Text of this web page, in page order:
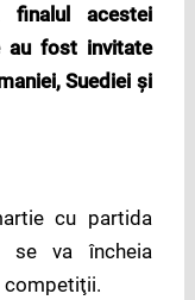
acestei
au fost invitate
Suediei şi
cu partida
se va încheia
competiţii.